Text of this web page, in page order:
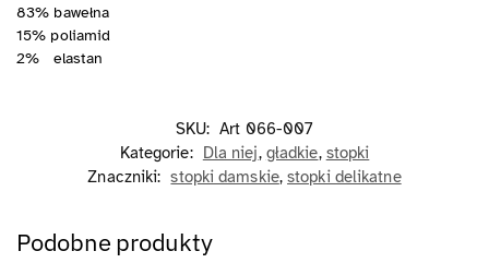
83% bawełna
15% poliamid
2% elastan
SKU: Art 066-007
Kategorie: Dla niej, gładkie, stopki
Znaczniki: stopki damskie,stopki delikatne
Podobne produkty